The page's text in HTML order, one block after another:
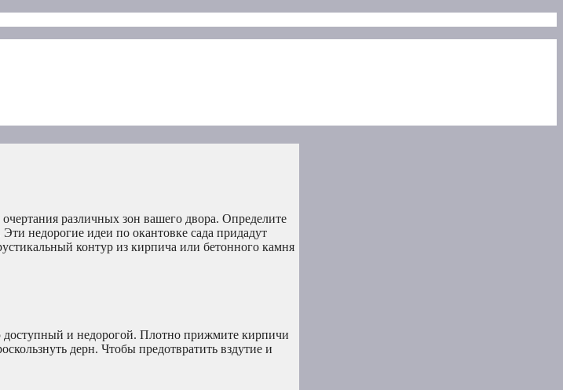
различных зон вашего двора. Определите
недорогие идеи по окантовке сада придадут
контур из кирпича или бетонного камня
доступный и недорогой. Плотно прижмите кирпичи
дерн. Чтобы предотвратить вздутие и